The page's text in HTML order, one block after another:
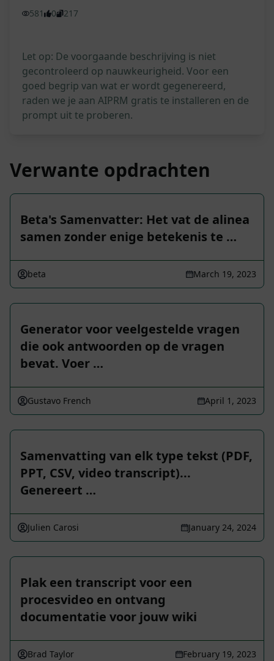
581 0 217
Let op: De voorgaande beschrijving is niet
gecontroleerd op nauwkeurigheid. Voor een
goed begrip van wat er wordt gegenereerd,
raden we je aan AIPRM gratis te installeren en de
prompt uit te proberen.
Verwante opdrachten
Beta's Samenvatter: Het vat de alinea
samen zonder enige betekenis te …
beta March 19, 2023
Generator voor veelgestelde vragen
die ook antwoorden op de vragen
bevat. Voer …
Gustavo French April 1, 2023
Samenvatting van elk type tekst (PDF,
PPT, CSV, video transcript)...
Genereert …
Julien Carosi January 24, 2024
Plak een transcript voor een
procesvideo en ontvang
documentatie voor jouw wiki
Brad Taylor February 19, 2023